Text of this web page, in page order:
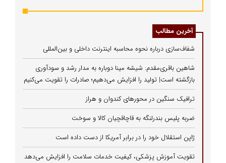
آخرین مطالب
شفاف‌سازی درباره نحوه محاسبه اینترنت داخلی و بین‌المللی
شاهین باقری‌مقدم: شیشه مینا دوباره به مدار رشد و سودآوری
بازگشته است| تولید را افزایش می‌دهیم؛ صادرات را تقویت می‌کنیم
ترافیک سنگین در محورهای کندوان و هراز
ضربه پلیس بندرلنگه به قاچاقچیان کالا و سوخت
ژاپن استقلال خود را در برابر آمریکا از دست داده است
تقویت آموزش پزشکی، کیفیت خدمات سلامت را افزایش می‌دهد